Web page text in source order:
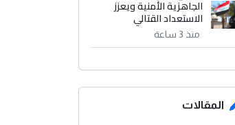
الجاهزية الأمنية ويعزز
الاستعداد القتالي
منذ 3 ساعة
المقالات